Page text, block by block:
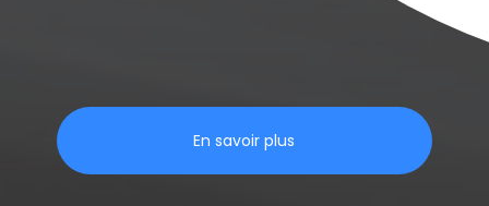
En savoir plus